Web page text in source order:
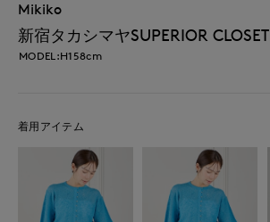
Mikiko
新宿タカシマヤSUPERIOR CLOSET
MODEL:H158cm
着用アイテム